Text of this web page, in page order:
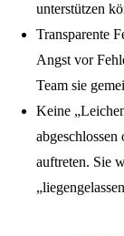
unterstützen
Transparente
Angst vor
Team sie
Keine
auftreten. Sie